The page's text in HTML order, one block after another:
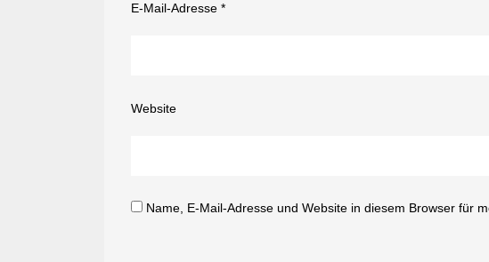
E-Mail-Adresse *
Website
Name, E-Mail-Adresse und Website in diesem Browser für